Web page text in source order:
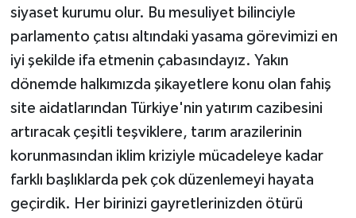
siyaset kurumu olur. Bu mesuliyet bilinciyle
parlamento çatısı altındaki yasama görevimizi en
iyi şekilde ifa etmenin çabasındayız. Yakın
dönemde halkımızda şikayetlere konu olan fahiş
site aidatlarından Türkiye'nin yatırım cazibesini
artıracak çeşitli teşviklere, tarım arazilerinin
korunmasından iklim kriziyle mücadeleye kadar
farklı başlıklarda pek çok düzenlemeyi hayata
geçirdik. Her birinizi gayretlerinizden ötürü